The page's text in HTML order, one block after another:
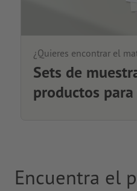
¿Quieres encontrar el
Sets de
productos
Encuentra el